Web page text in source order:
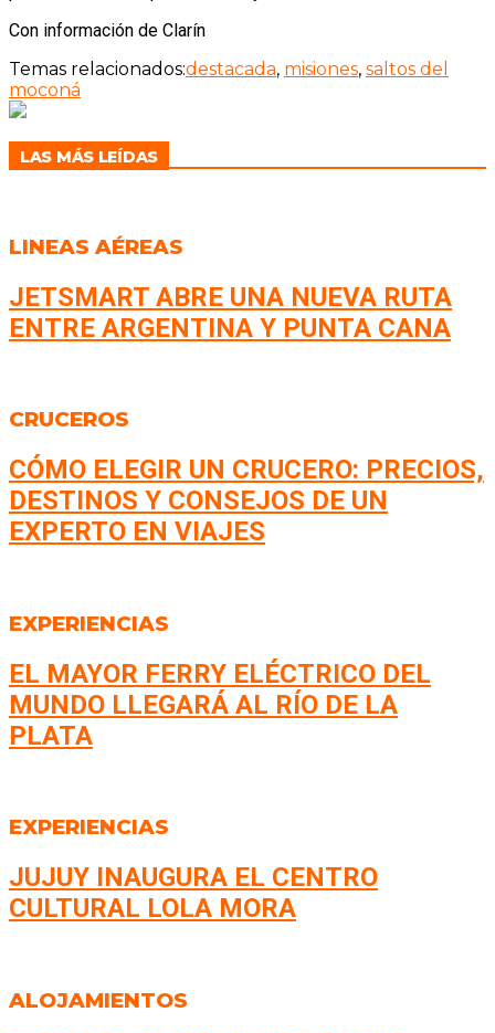
Con información de Clarín
Temas relacionados:destacada, misiones, saltos del
moconá
LAS MÁS LEÍDAS
LINEAS AÉREAS
JETSMART ABRE UNA NUEVA RUTA
ENTRE ARGENTINA Y PUNTA CANA
CRUCEROS
CÓMO ELEGIR UN CRUCERO: PRECIOS,
DESTINOS Y CONSEJOS DE UN
EXPERTO EN VIAJES
EXPERIENCIAS
EL MAYOR FERRY ELÉCTRICO DEL
MUNDO LLEGARÁ AL RÍO DE LA
PLATA
EXPERIENCIAS
JUJUY INAUGURA EL CENTRO
CULTURAL LOLA MORA
ALOJAMIENTOS